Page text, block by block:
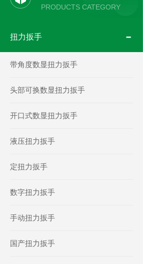
PRODUCTS CATEGORY
扭力扳手
带角度数显扭力扳手
头部可换数显扭力扳手
开口式数显扭力扳手
液压扭力扳手
定扭力扳手
数字扭力扳手
手动扭力扳手
国产扭力扳手